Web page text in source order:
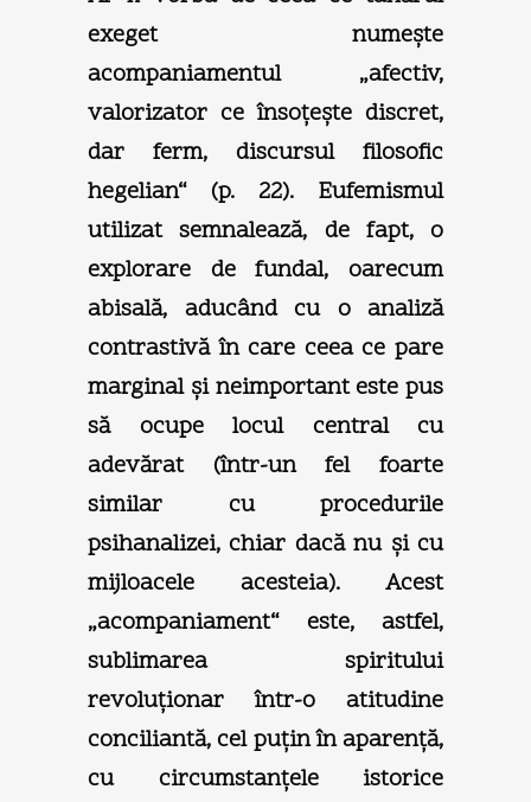
exeget numeşte
acompaniamentul „afectiv,
valorizator ce însoţeşte discret,
dar ferm, discursul filosofic
hegelian“ (p. 22). Eufemismul
utilizat semnalează, de fapt, o
explorare de fundal, oarecum
abisală, aducând cu o analiză
contrastivă în care ceea ce pare
marginal şi neimportant este pus
să ocupe locul central cu
adevărat (într-un fel foarte
similar cu procedurile
psihanalizei, chiar dacă nu şi cu
mijloacele acesteia). Acest
„acompaniament“ este, astfel,
sublimarea spiritului
revoluţionar într-o atitudine
conciliantă, cel puţin în aparenţă,
cu circumstanţele istorice